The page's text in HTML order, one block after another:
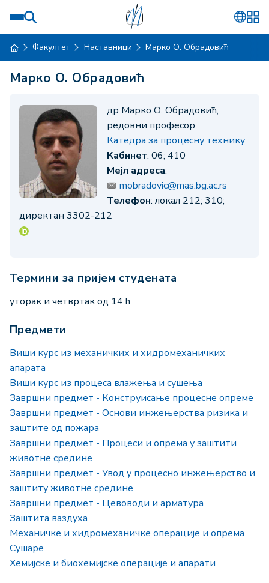
Факултет Наставници Марко О. Обрадовић
Марко О. Обрадовић
др Марко О. Обрадовић,
редовни професор
Катедра за процесну технику
Кабинет: 06; 410
Мејл адреса:
mobradovic@mas.bg.ac.rs
Телефон: локал 212; 310;
директан 3302-212
Термини за пријем студената
уторак и четвртак од 14 h
Предмети
Виши курс из механичких и хидромеханичких
апарата
Виши курс из процеса влажења и сушења
Завршни предмет - Конструисање процесне опреме
Завршни предмет - Основи инжењерства ризика и
заштите од пожара
Завршни предмет - Процеси и опрема у заштити
животне средине
Завршни предмет - Увод у процесно инжењерство и
заштиту животне средине
Завршни предмет - Цевоводи и арматура
Заштита ваздуха
Механичке и хидромеханичке операције и опрема
Сушаре
Хемијске и биохемијске операције и апарати